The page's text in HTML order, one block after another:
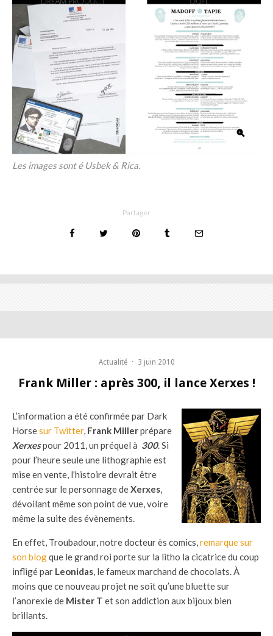
Les images sont é Usbek & Rica.
Partager
Actualité · 3 juin 2010
Frank Miller : après 300, il lance Xerxes !
L’information a été confirmée par Dark
Horsesur Twitter, Frank Millerprépare
Xerxespour 2011, un préquel à 300. Si
pour l’heure seule une lithographie est
mise en vente, l’histoire devrait être
centrée sur le personnage deXerxes,
dévoilant même son point de vue, voire
même la suite des évènements.
En effet, Troubadour, notre docteur ès comics,remarque sur
son blogque le grand roi porte sur la litho la cicatrice du coup
infligé par Leonidas, le fameux marchand de chocolats. À
moins que ce nouveau projet ne soit qu’une bluette sur
l’anorexie de Mister T et son addiction aux bijoux bien
brillants.